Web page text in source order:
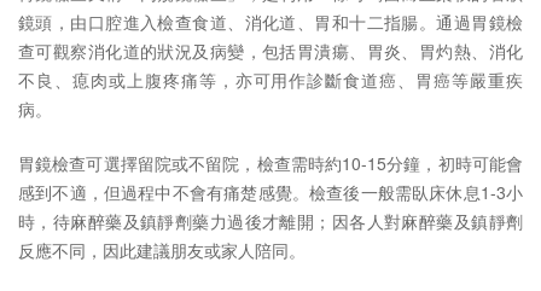
鏡頭，由口腔進入檢查食道、消化道、胃和十二指腸。通過胃鏡檢
查可觀察消化道的狀況及病變，包括胃潰瘍、胃炎、胃灼熱、消化
不良、瘜肉或上腹疼痛等，亦可用作診斷食道癌、胃癌等嚴重疾
病。
胃鏡檢查可選擇留院或不留院，檢查需時約10-15分鐘，初時可能會
感到不適，但過程中不會有痛楚感覺。檢查後一般需臥床休息1-3小
時，待麻醉藥及鎮靜劑藥力過後才離開；因各人對麻醉藥及鎮靜劑
反應不同，因此建議朋友或家人陪同。